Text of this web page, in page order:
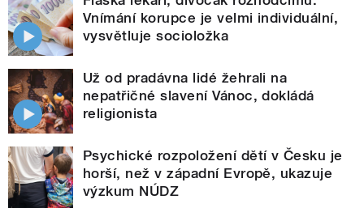
Vnímání korupce je velmi individuální,
vysvětluje socioložka
Už od pradávna lidé žehrali na
nepatřičné slavení Vánoc, dokládá
religionista
Psychické rozpoložení dětí v Česku je
horší, než v západní Evropě, ukazuje
výzkum NÚDZ